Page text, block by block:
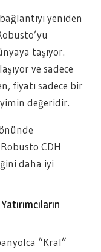
yeniden
taşıyor.
ve sadece
fiyatı sadece bir
değeridir.
CDH
daha iyi
“Kral”